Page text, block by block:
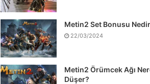
Metin2 Set Bonusu
22/03/2024
Metin2 Örümcek Ağı
Düşer?